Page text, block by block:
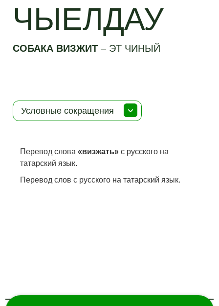
ЧЫЕЛДАУ
СОБАКА ВИЗЖИТ– ЭТ ЧИНЫЙ
Условные сокращения
Перевод слова«визжать» с русского на
татарский язык.
Перевод слов с русского на татарский язык.